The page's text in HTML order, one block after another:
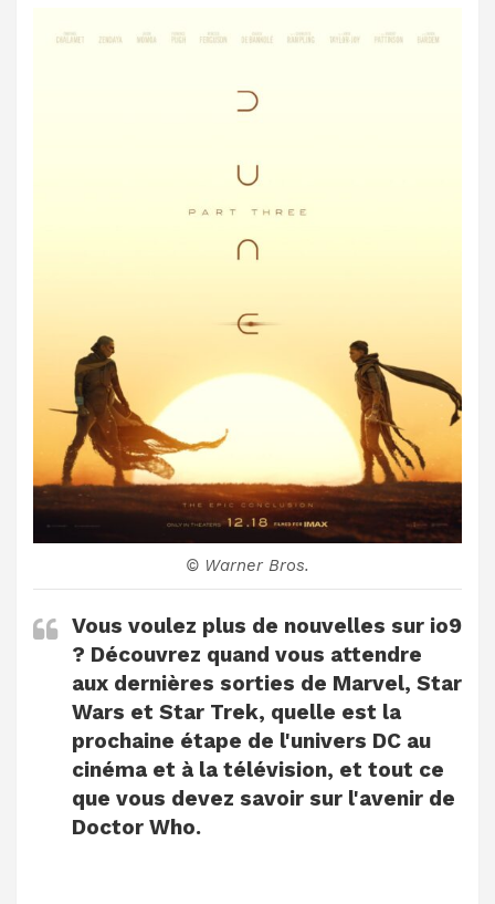
© Warner Bros.
Vous voulez plus de nouvelles sur io9
? Découvrez quand vous attendre
aux dernières sorties de Marvel, Star
Wars et Star Trek, quelle est la
prochaine étape de l'univers DC au
cinéma et à la télévision, et tout ce
que vous devez savoir sur l'avenir de
Doctor Who.